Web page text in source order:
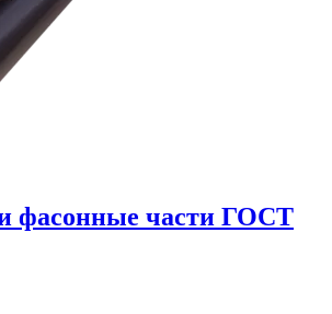
фасонные части ГОСТ